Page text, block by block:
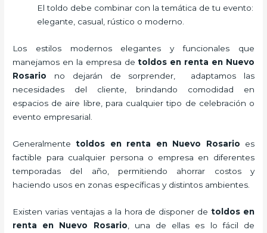
El toldo debe combinar con la temática de tu evento:
elegante, casual, rústico o moderno.
Los estilos modernos elegantes y funcionales que
manejamos en la empresa detoldos en renta en Nuevo
Rosario no dejarán de sorprender, adaptamos las
necesidades del cliente, brindando comodidad en
espacios de aire libre, para cualquier tipo de celebración o
evento empresarial.
Generalmentetoldos en renta en Nuevo Rosario es
factible para cualquier persona o empresa en diferentes
temporadas del año, permitiendo ahorrar costos y
haciendo usos en zonas específicas y distintos ambientes.
Existen varias ventajas a la hora de disponer detoldos en
renta en Nuevo Rosario , una de ellas es lo fácil de